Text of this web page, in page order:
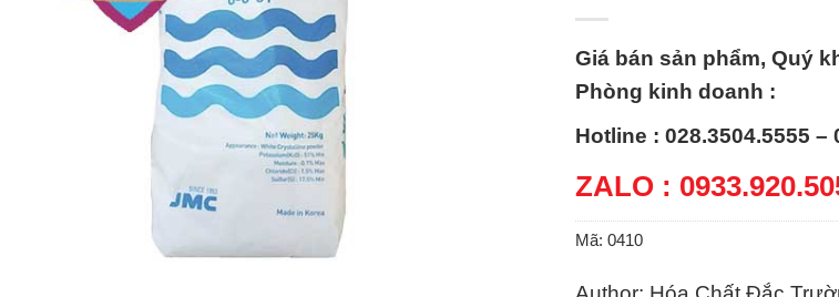
Giá bán sản phẩm, Quý
Phòng kinh doanh :
Hotline : 028.3504.5555 –
ZALO :
Mã: 0410